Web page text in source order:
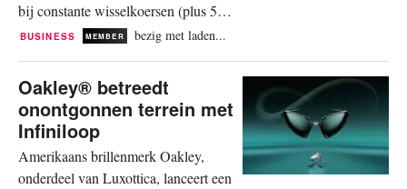
bij constante wisselkoersen (plus 5,7
procent op jaarbasis) tot 14,8 miljard
een stijging van 8,7 procent bij
constante wisselkoersen (plus 7,2
procent op jaarbasis) tot 7,7 miljard
euro. “We zijn trots op de uitstekende
resultaten van...
BUSINESS MEMBER bezig met laden...
Oakley® betreedt
onontgonnen terrein met
Infiniloop
Amerikaans brillenmerk Oakley,
onderdeel van Luxottica, lanceert een